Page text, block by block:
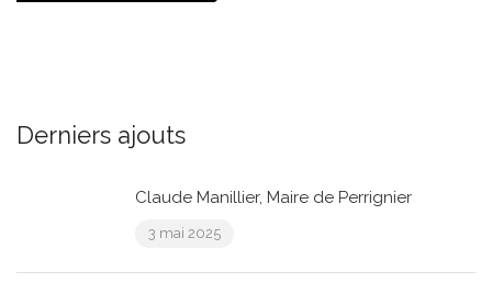
Derniers ajouts
Claude Manillier, Maire de Perrignier
3 mai 2025